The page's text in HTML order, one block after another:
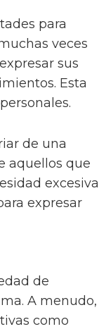
para
veces
sus
Esta
de una
aquellos que
excesiva
expresar
de
A menudo,
como